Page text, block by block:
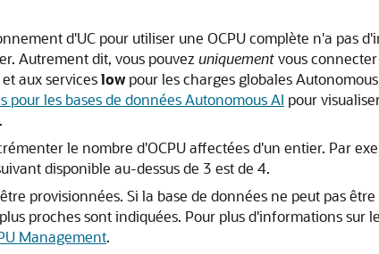
d'UC pour utiliser une OCPU complète n'a pas
Autrement dit, vous pouvez uniquementvous
aux serviceslowpour les charges globales
pour les bases de données Autonomous AI pour
le nombre d'OCPU affectées d'un entier. Par
disponible au-dessus de 3 est de 4.
provisionnées. Si la base de données ne peut pas
proches sont indiquées. Pour plus d'informations sur
Management.